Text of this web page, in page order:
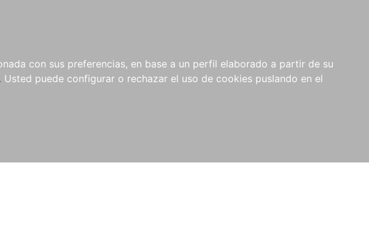
con sus preferencias, en base a un perfil elaborado a partir de su
Usted puede configurar o rechazar el uso de cookies puslando en el
NOVEDADES NOTICIAS
COMPRAS
INSTITUCIONALES